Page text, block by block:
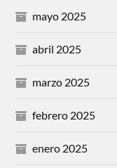
mayo 2025
abril 2025
marzo 2025
febrero 2025
enero 2025